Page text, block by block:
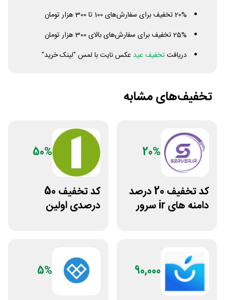
20% تخفیف برای سفارش‌های 100 تا 300 هزار تومان
25% تخفیف برای سفارش‌های بالای 300 هزار تومان
دریافتتخفیف عید عکس نایت با لمس "لینک خرید"
تخفیف‌های مشابه
20%
کد تخفیف 20 درصد
دامنه های ir سرور
50%
کد تخفیف 50
درصدی اولین
90,000
5%